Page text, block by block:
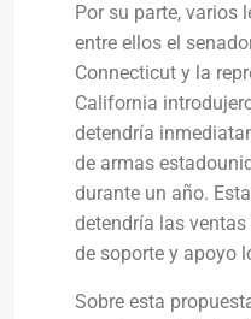
Por su parte, varios
entre ellos el
Connecticut y la
California
detendría
de armas
durante un año.
detendría las
de soporte y apoyo
Sobre esta